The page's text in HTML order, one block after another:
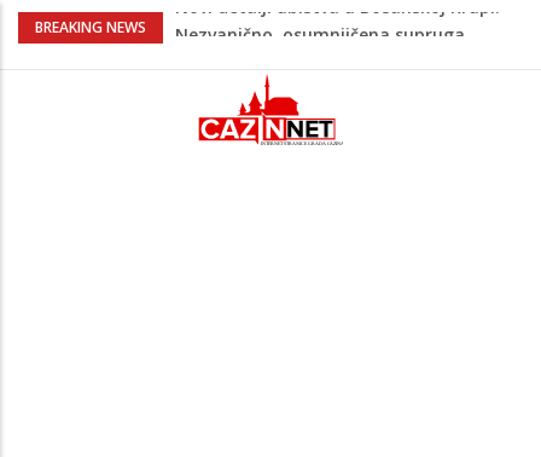
BREAKING NEWS
Na Ahiret preselila Bešić (rođ. Blažević)
Na Ahiret preselio ŠUPUK (Refik) ŠEFIK
Evo koje države su zasad za, a koje
protiv Infantina na izborima: Srbija i